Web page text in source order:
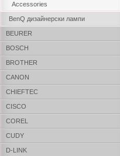
Accessories
BenQ дизайнерски лампи
BEURER
BOSCH
BROTHER
CANON
CHIEFTEC
CISCO
COREL
CUDY
D-LINK